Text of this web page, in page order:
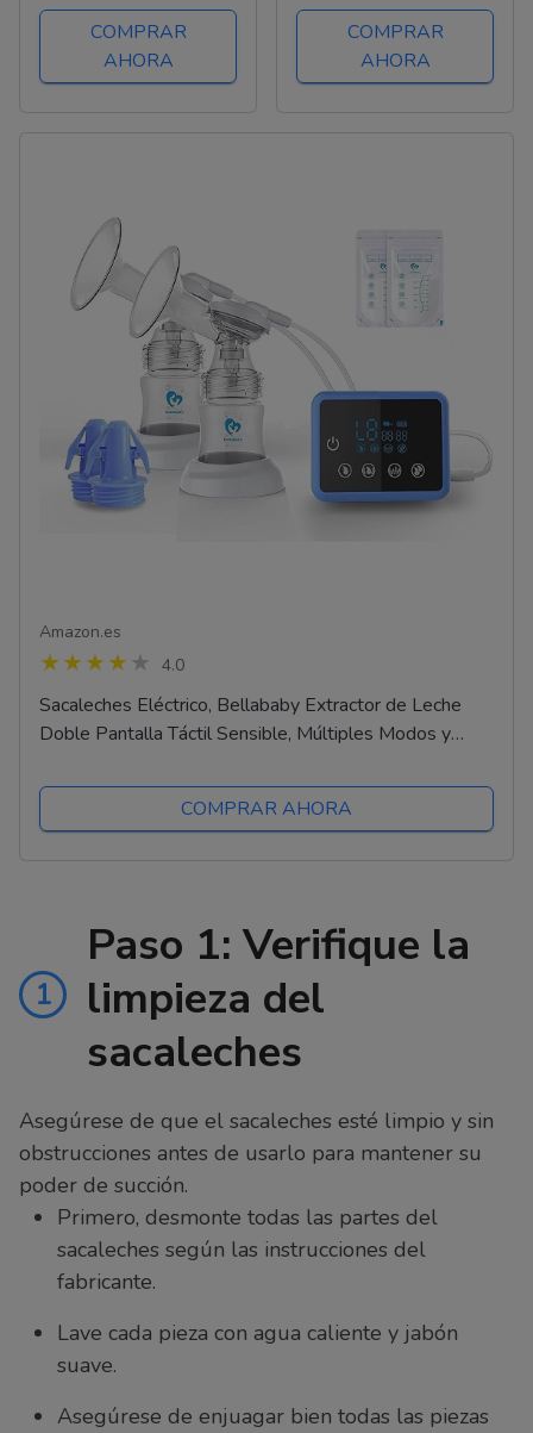
Libres 12 Niveles y 3
Modos con Pantalla
LCD, Extractor de
COMPRAR
AHORA
Modos y 9 Niveles con
pantalla LCD,Bombeo
Fuerte,Leche a Prueba
COMPRAR
AHORA
Amazon.es
4.0
Sacaleches Eléctrico, Bellababy Extractor de Leche
Doble Pantalla Táctil Sensible, Múltiples Modos y
COMPRAR AHORA
1
Paso 1: Verifique la
limpieza del
sacaleches
Asegúrese de que el sacaleches esté limpio y sin
obstrucciones antes de usarlo para mantener su
poder de succión.
Primero, desmonte todas las partes del
sacaleches según las instrucciones del
fabricante.
Lave cada pieza con agua caliente y jabón
suave.
Asegúrese de enjuagar bien todas las piezas